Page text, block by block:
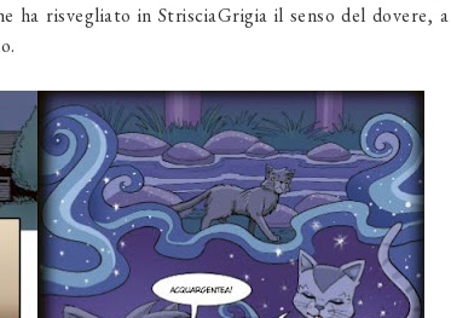
ha risvegliato in StrisciaGrigia il senso del dovere, a